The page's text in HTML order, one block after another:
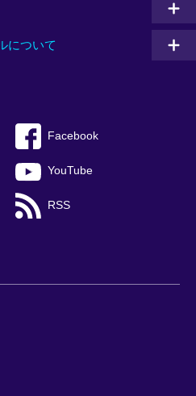
について
Facebook
YouTube
RSS